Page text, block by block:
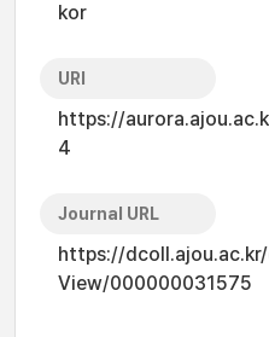
kor
URI
https://
4
Journal URL
https://
View/000000031575